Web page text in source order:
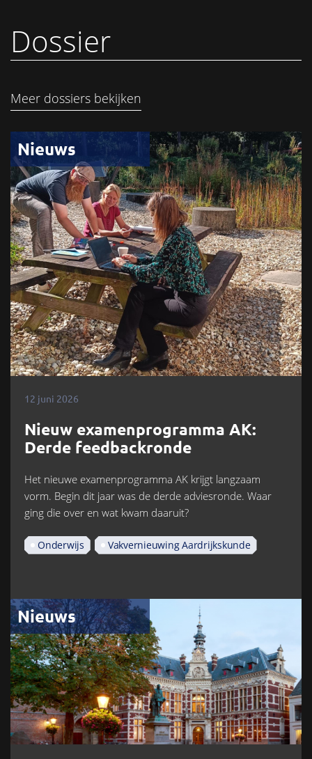
Dossier
Meer dossiers bekijken
Nieuws
12 juni 2026
Nieuw examenprogramma AK:
Derde feedbackronde
Het nieuwe examenprogramma AK krijgt langzaam
vorm. Begin dit jaar was de derde adviesronde. Waar
ging die over en wat kwam daaruit?
Onderwijs Vakvernieuwing Aardrijkskunde
Nieuws